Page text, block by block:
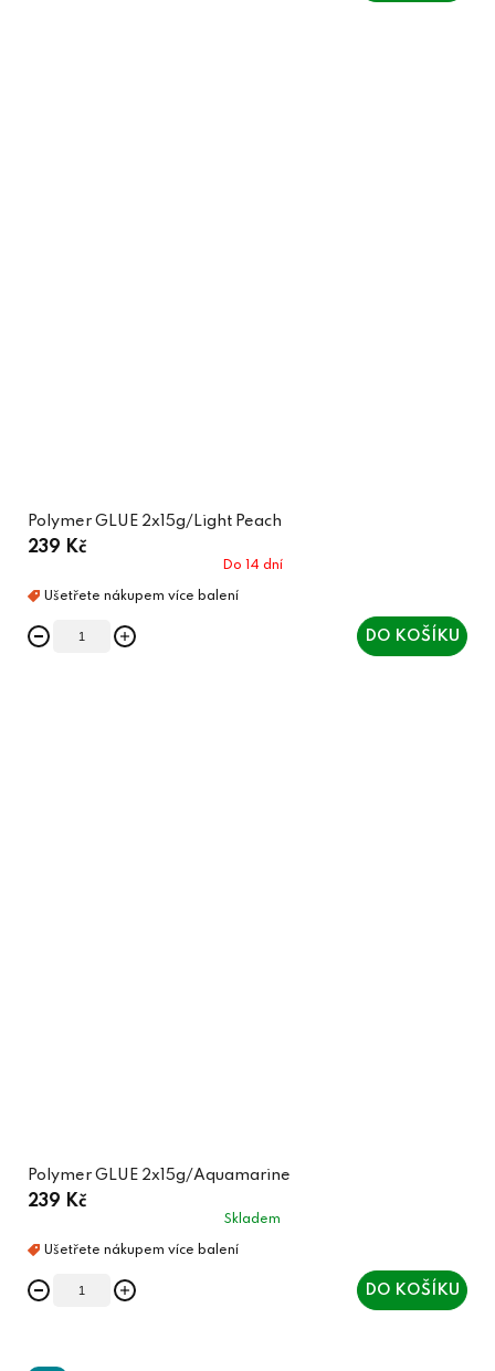
Polymer GLUE 2x15g/Light Peach
239 Kč
Do 14 dní
DO KOŠÍKU
Polymer GLUE 2x15g/Aquamarine
239 Kč
Skladem
DO KOŠÍKU